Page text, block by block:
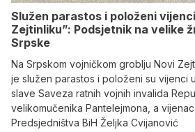
Služen parastos i položeni
Zejtinliku”: Podsjetnik na velike
Srpske
Na Srpskom vojničkom groblju Novi
je služen parastos i položeni su vijenci
slave Saveza ratnih vojnih invalida
velikomučenika Pantelejmona, a
Predsjedništva BiH Željka Cvijanović